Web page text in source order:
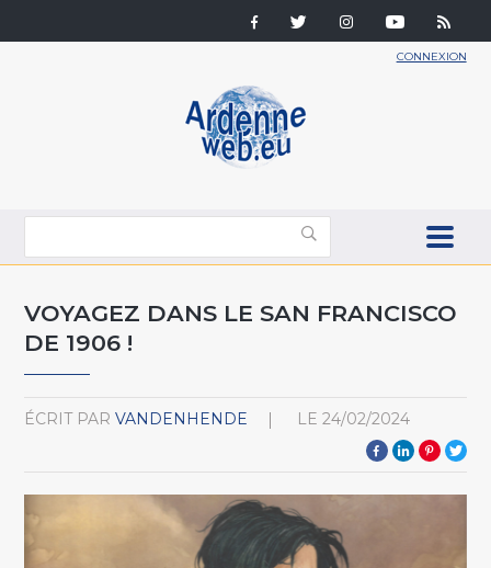
CONNEXION
VOYAGEZ DANS LE SAN FRANCISCO
DE 1906 !
ÉCRIT PAR VANDENHENDE LE 24/02/2024